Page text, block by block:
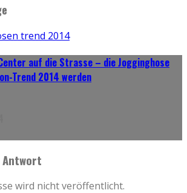
auf die Strasse – die Jogginghose
Trend 2014 werden
Antwort
wird nicht veröffentlicht.